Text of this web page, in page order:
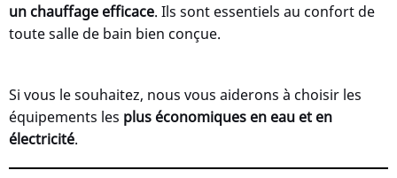
un chauffage efficace. Ils sont essentiels au confort de
toute salle de bain bien conçue.
Si vous le souhaitez, nous vous aiderons à choisir les
équipements les plus économiques en eau et en
électricité.